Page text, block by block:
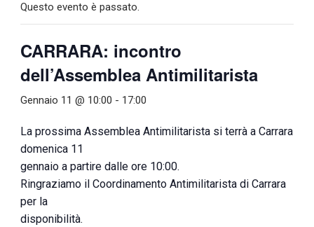
Questo evento è passato.
CARRARA: incontro
dell’Assemblea Antimilitarista
Gennaio 11 @ 10:00 - 17:00
La prossima Assemblea Antimilitarista si terrà a Carrara
domenica 11
gennaio a partire dalle ore 10:00.
Ringraziamo il Coordinamento Antimilitarista di Carrara
per la
disponibilità.